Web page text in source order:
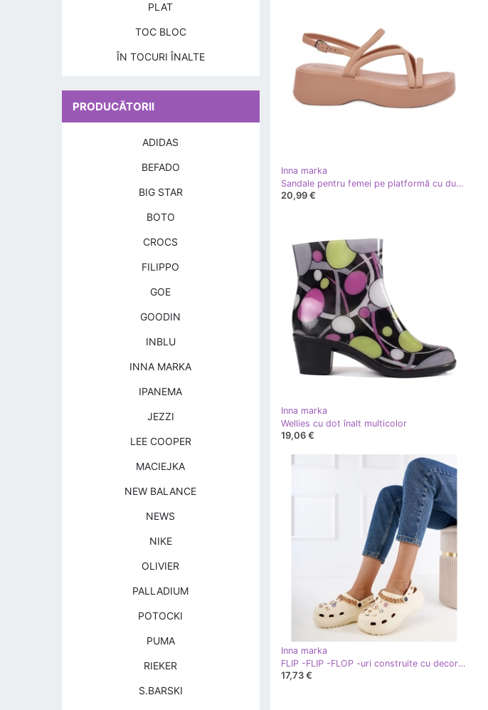
Inna marka
Sandale pentru femei pe platformă cu dungi bej
20,99 €
Inna marka
Wellies cu dot înalt multicolor
19,06 €
Inna marka
FLIP -FLIP -FLOP -uri construite cu decorațiuni bej
17,73 €
PLAT
TOC BLOC
ÎN TOCURI ÎNALTE
PRODUCĂTORII
ADIDAS
BEFADO
BIG STAR
BOTO
CROCS
FILIPPO
GOE
GOODIN
INBLU
INNA MARKA
IPANEMA
JEZZI
LEE COOPER
MACIEJKA
NEW BALANCE
NEWS
NIKE
OLIVIER
PALLADIUM
POTOCKI
PUMA
RIEKER
S.BARSKI